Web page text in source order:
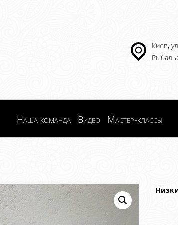
Киев,
Наша команда Видео Мастер-классы